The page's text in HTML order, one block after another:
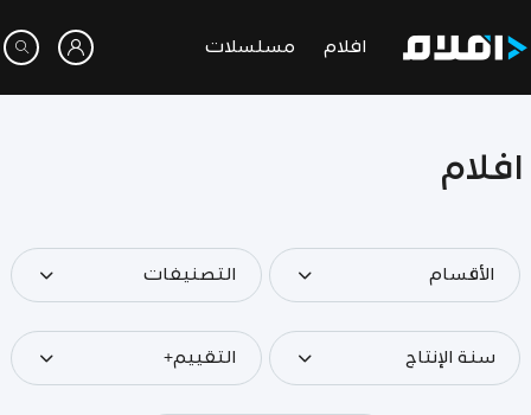
افلام مسلسلات
افلام
الأقسام التصنيفات
سنة الإنتاج التقييم+